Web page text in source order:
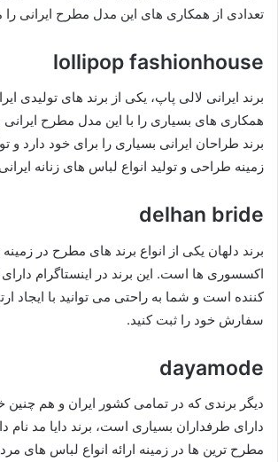
تعدادی از همکاری های این مدل مطرح ایرانی
lollipop fashionhouse
برند ایرانی لالی پاپ، یکی از برند های تولیدی
همکاری های بسیاری را با این مدل مطرح
برند طراحان ایرانی بسیاری را برای خود دارد و
زمینه طراحی و تولید انواع لباس های زنانه
delhan bride
برند دلهان یکی از انواع برند های مطرح در زمینه
کننده است و شما به راحتی می توانید با ایجاد
سفارش خود را ثبت کنید.
dayamode
دیگر برندی که در تمامی کشور ایران و هم چنین
دارای طرفداران بسیاری است، برند دایا مد نام
مطرح ترین ها در زمینه ارائه انواع لباس های